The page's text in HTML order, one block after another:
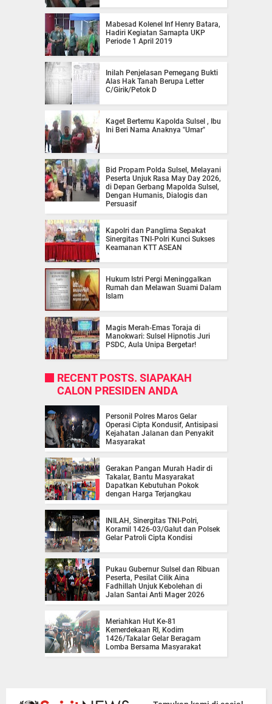
Mabesad Kolenel Inf Henry Batara,
Hadiri Kegiatan Samapta UKP
Periode 1 April 2019
Inilah Penjelasan Pemegang Bukti
Alas Hak Tanah Berupa Letter
C/Girik/Petok D
Kaget Bertemu Kapolda Sulsel , Ibu
Ini Beri Nama Anaknya "Umar"
Bid Propam Polda Sulsel, Melayani
Peserta Unjuk Rasa May Day 2026,
di Depan Gerbang Mapolda Sulsel,
Dengan Humanis, Dialogis dan
Persuasif
Kapolri dan Panglima Sepakat
Sinergitas TNI-Polri Kunci Sukses
Keamanan KTT ASEAN
Hukum Istri Pergi Meninggalkan
Rumah dan Melawan Suami Dalam
Islam
Magis Merah-Emas Toraja di
Manokwari: Sulsel Hipnotis Juri
PSDC, Aula Unipa Bergetar!
RECENT POSTS. SIAPAKAH
CALON PRESIDEN ANDA
Personil Polres Maros Gelar
Operasi Cipta Kondusif, Antisipasi
Kejahatan Jalanan dan Penyakit
Masyarakat
Gerakan Pangan Murah Hadir di
Takalar, Bantu Masyarakat
Dapatkan Kebutuhan Pokok
dengan Harga Terjangkau
INILAH, Sinergitas TNI-Polri,
Koramil 1426-03/Galut dan Polsek
Gelar Patroli Cipta Kondisi
Pukau Gubernur Sulsel dan Ribuan
Peserta, Pesilat Cilik Aina
Fadhillah Unjuk Kebolehan di
Jalan Santai Anti Mager 2026
Meriahkan Hut Ke-81
Kemerdekaan RI, Kodim
1426/Takalar Gelar Beragam
Lomba Bersama Masyarakat